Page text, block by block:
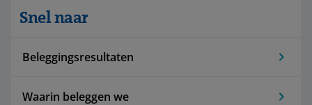
Snel naar
Beleggingsresultaten
Waarin beleggen we